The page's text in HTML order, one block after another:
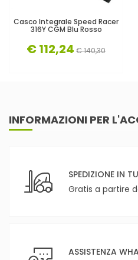
Casco Integrale Speed Racer
316Y CGM Blu Rosso
€ 112,24 € 140,30
INFORMAZIONI PER
SPEDIZIONE IN
Gratis a partire
ASSISTENZA